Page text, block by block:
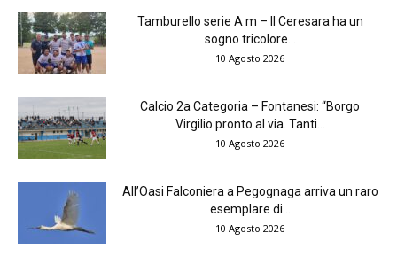
Tamburello serie A m – Il Ceresara ha un
sogno tricolore...
10 Agosto 2026
Calcio 2a Categoria – Fontanesi: “Borgo
Virgilio pronto al via. Tanti...
10 Agosto 2026
All’Oasi Falconiera a Pegognaga arriva un raro
esemplare di...
10 Agosto 2026